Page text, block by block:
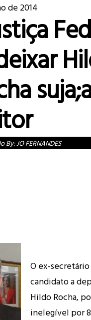
de 2014
By:JO FERNANDES
O ex-
candidato a
Hildo Rocha,
inelegível por